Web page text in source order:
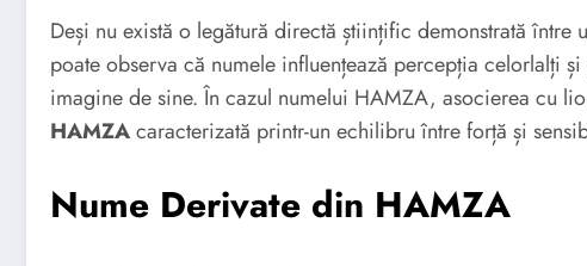
Deși nu există o legătură directă științific demonstrată
poate observa că numele influențează percepția celorlalți
imagine de sine. În cazul numelui HAMZA, asocierea cu
HAMZAcaracterizată printr-un echilibru între forță și
Nume Derivate din HAMZA